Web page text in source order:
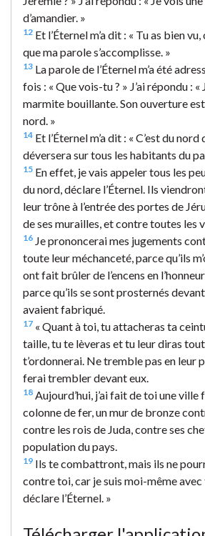
d’amandier. »
12 Et l’Éternel m’a dit : « Tu as bien
que ma parole s’accomplisse. »
13 La parole de l’Éternel m’a été
fois : « Que vois-tu ? » J’ai répondu : «
marmite bouillante. Son ouverture
nord. »
14 Et l’Éternel m’a dit : « C’est du nord
déversera sur tous les habitants du
15 En effet, je vais appeler tous les
du nord, déclare l’Éternel. Ils
leur trône à l’entrée des portes de
de ses murailles, et contre toutes les
16 Je prononcerai mes jugements
toute leur méchanceté, parce qu’ils
ont fait brûler de l’encens en
parce qu’ils se sont prosternés
avaient fabriqué.
17 « Quant à toi, tu attacheras ta
taille, tu te lèveras et tu leur diras
t’ordonnerai. Ne tremble pas en leur
ferai trembler devant eux.
18 Aujourd’hui, j’ai fait de toi une
colonne de fer, un mur de bronze
contre les rois de Juda, contre ses
population du pays.
19 Ils te combattront, mais ils ne
contre toi, car je suis moi-même
déclare l’Éternel. »